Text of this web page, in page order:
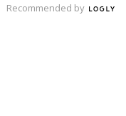
Recommended by